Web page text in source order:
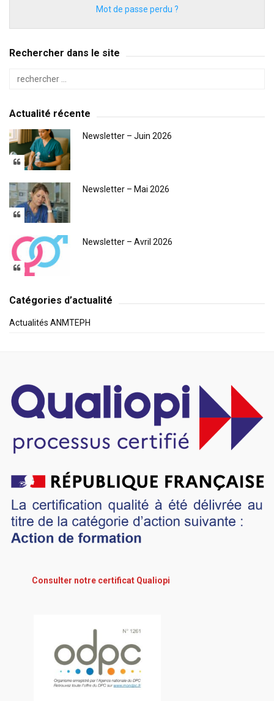
Mot de passe perdu ?
Rechercher dans le site
Actualité récente
Newsletter – Juin 2026
Newsletter – Mai 2026
Newsletter – Avril 2026
Catégories d’actualité
Actualités ANMTEPH
Consulter notre certificat Qualiopi